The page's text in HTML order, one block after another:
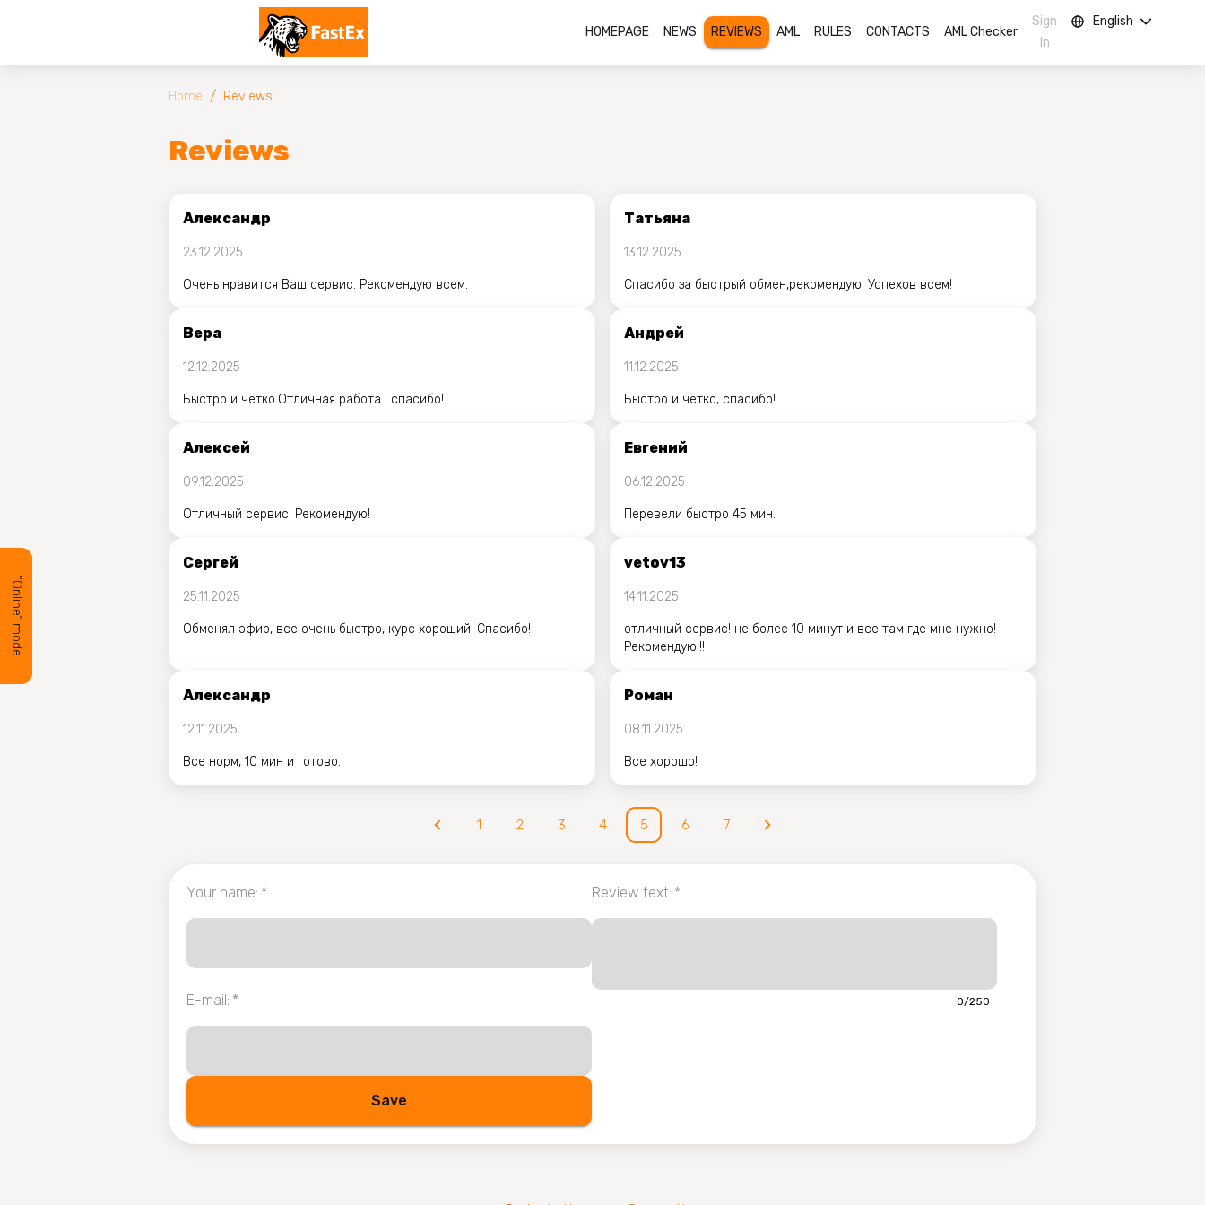
HOMEPAGE NEWS REVIEWS AML RULES CONTACTS AML Checker
Sign
In
English
Home / Reviews
Reviews
Александр
23.12.2025
Очень нравится Ваш сервис. Рекомендую всем.
Татьяна
13.12.2025
Спасибо за быстрый обмен,рекомендую. Успехов всем!
Вера
12.12.2025
Быстро и чётко.Отличная работа ! спасибо!
Андрей
11.12.2025
Быстро и чётко, спасибо!
Алексей
09.12.2025
Отличный сервис! Рекомендую!
Евгений
06.12.2025
Перевели быстро 45 мин.
Сергей
25.11.2025
Обменял эфир, все очень быстро, курс хороший. Спасибо!
vetov13
14.11.2025
отличный сервис! не более 10 минут и все там где мне нужно!
Рекомендую!!!
Александр
12.11.2025
Все норм, 10 мин и готово.
Роман
08.11.2025
Все хорошо!
1 2 3 4 5 6 7
Your name: *
E-mail: *
Review text: *
0/250
Save
“Online” mode